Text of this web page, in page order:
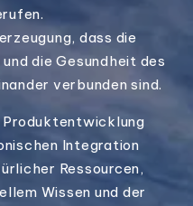
dass die
die Gesundheit des
verbunden sind.
Produktentwicklung
Integration
Ressourcen,
Wissen und der